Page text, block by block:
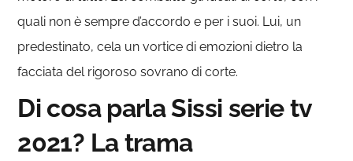
quali non è sempre d’accordo e per i suoi. Lui, un
predestinato, cela un vortice di emozioni dietro la
facciata del rigoroso sovrano di corte.
Di cosa parla Sissi serie tv
2021? La trama